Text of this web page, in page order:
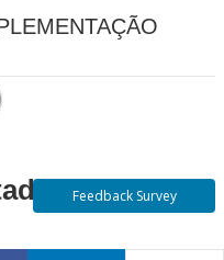
Feedback Survey